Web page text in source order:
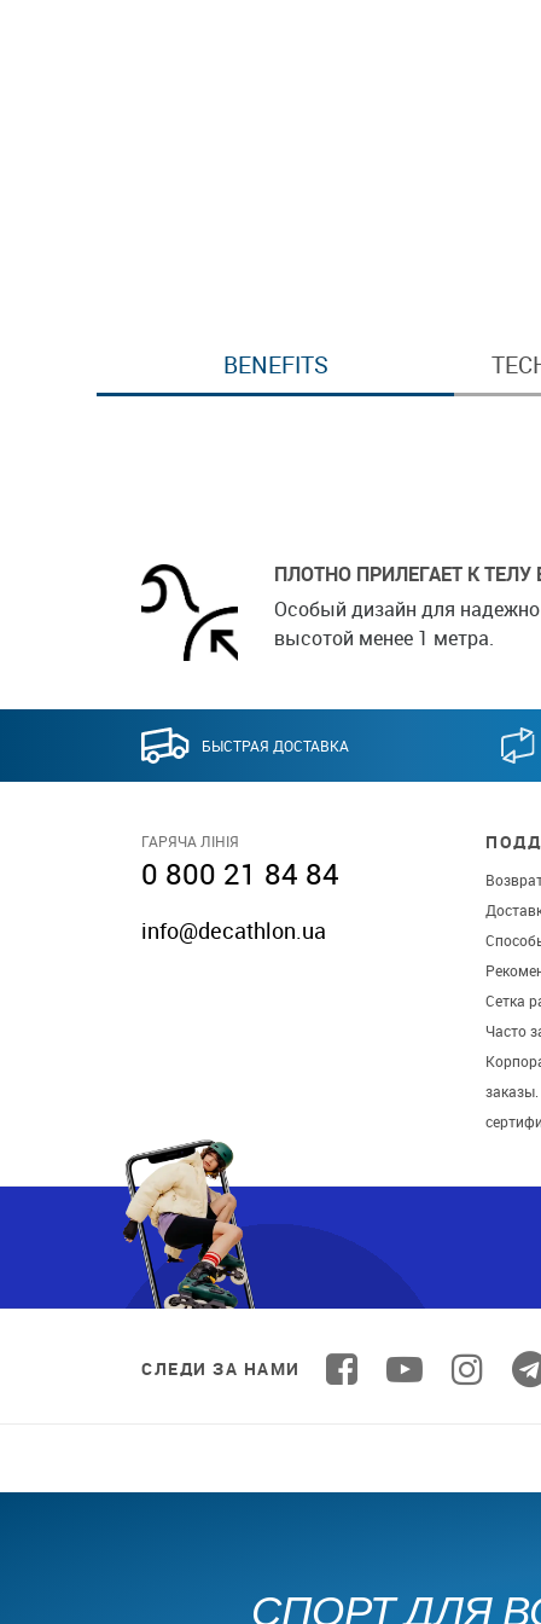
BENEFITS
ПЛОТНО ПРИЛЕГАЕТ К ТЕЛУ
Особый дизайн для
высотой менее 1 метра.
БЫСТРАЯ ДОСТАВКА
ГАРЯЧА ЛІНІЯ
0 800 21 84 84
info@decathlon.ua
Сетка
Часто
СЛЕДИ ЗА НАМИ
СПОРТ ДЛЯ